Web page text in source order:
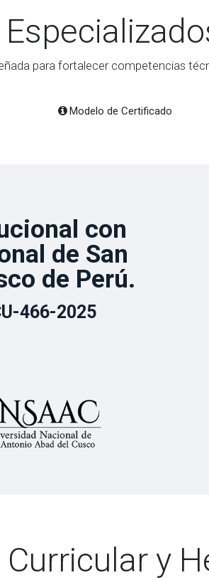
para fortalecer competencias
Modelo de Certificado
con
de San
de Perú.
466-2025
y